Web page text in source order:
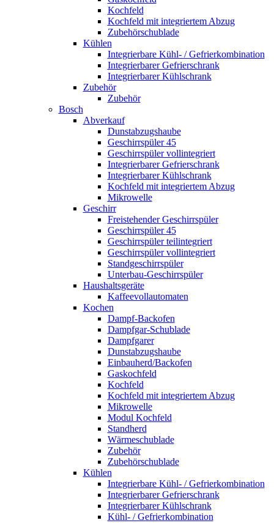
Kochfeld
Kochfeld mit integriertem Abzug
Zubehörschublade
Kühlen
Integrierbare Kühl- / Gefrierkombination
Integrierbarer Gefrierschrank
Integrierbarer Kühlschrank
Zubehör
Zubehör
Bosch
Abverkauf
Dunstabzugshaube
Geschirrspüler 45
Geschirrspüler vollintegriert
Integrierbarer Gefrierschrank
Integrierbarer Kühlschrank
Kochfeld mit integriertem Abzug
Mikrowelle
Geschirr
Freistehender Geschirrspüler
Geschirrspüler 45
Geschirrspüler teilintegriert
Geschirrspüler vollintegriert
Standgeschirrspüler
Unterbau-Geschirrspüler
Haushaltsgeräte
Kaffeevollautomaten
Kochen
Dampf-Backofen
Dampfgar-Schublade
Dampfgarer
Dunstabzugshaube
Einbauherd/Backofen
Gaskochfeld
Kochfeld
Kochfeld mit integriertem Abzug
Mikrowelle
Modul Kochfeld
Standherd
Wärmeschublade
Zubehör
Zubehörschublade
Kühlen
Integrierbare Kühl- / Gefrierkombination
Integrierbarer Gefrierschrank
Integrierbarer Kühlschrank
Kühl- / Gefrierkombination